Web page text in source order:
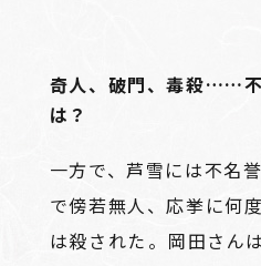
奇人、破門、毒殺……
は？
一方で、芦雪には不名
で傍若無人、応挙に何
は殺された――。岡田さ